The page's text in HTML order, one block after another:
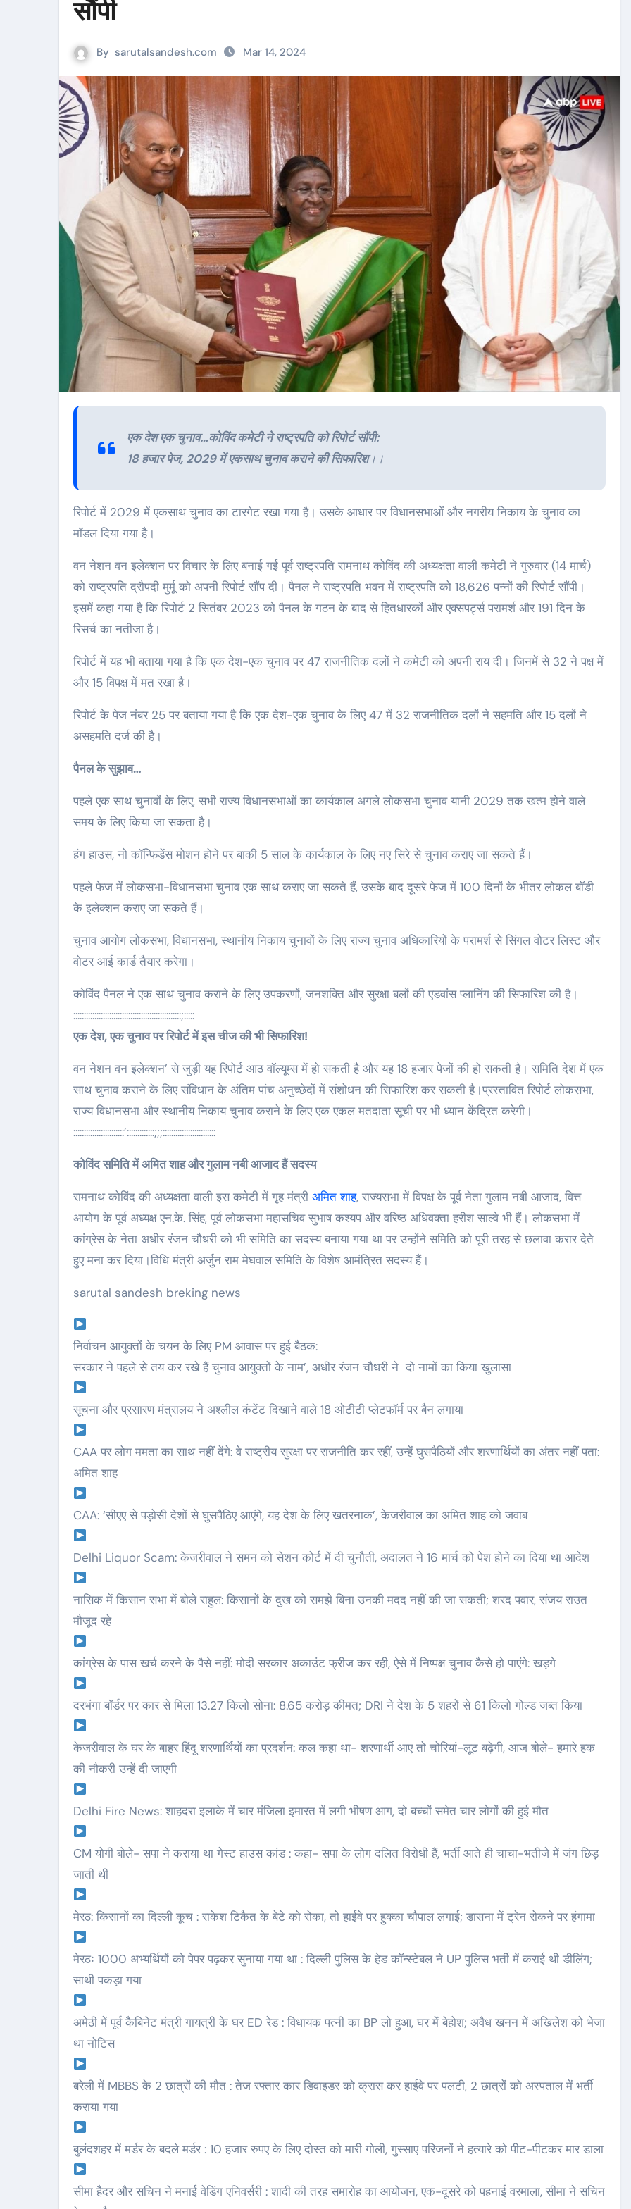
सौंपी
By sarutalsandesh.com Mar 14, 2024
एक देश एक चुनाव…कोविंद कमेटी ने राष्ट्रपति को रिपोर्ट सौंपी:
18 हजार पेज, 2029 में एकसाथ चुनाव कराने की सिफारिश।।
रिपोर्ट में 2029 में एकसाथ चुनाव का टारगेट रखा गया है। उसके आधार पर विधानसभाओं और नगरीय निकाय के चुनाव का
मॉडल दिया गया है।
वन नेशन वन इलेक्शन पर विचार के लिए बनाई गई पूर्व राष्ट्रपति रामनाथ कोविंद की अध्यक्षता वाली कमेटी ने गुरुवार (14 मार्च)
को राष्ट्रपति द्रौपदी मुर्मू को अपनी रिपोर्ट सौंप दी। पैनल ने राष्ट्रपति भवन में राष्ट्रपति को 18,626 पन्नों की रिपोर्ट सौंपी।
इसमें कहा गया है कि रिपोर्ट 2 सितंबर 2023 को पैनल के गठन के बाद से हितधारकों और एक्सपर्ट्स परामर्श और 191 दिन के
रिसर्च का नतीजा है।
रिपोर्ट में यह भी बताया गया है कि एक देश-एक चुनाव पर 47 राजनीतिक दलों ने कमेटी को अपनी राय दी। जिनमें से 32 ने पक्ष में
और 15 विपक्ष में मत रखा है।
रिपोर्ट के पेज नंबर 25 पर बताया गया है कि एक देश-एक चुनाव के लिए 47 में 32 राजनीतिक दलों ने सहमति और 15 दलों ने
असहमति दर्ज की है।
पैनल के सुझाव…
पहले एक साथ चुनावों के लिए, सभी राज्य विधानसभाओं का कार्यकाल अगले लोकसभा चुनाव यानी 2029 तक खत्म होने वाले
समय के लिए किया जा सकता है।
हंग हाउस, नो कॉन्फिडेंस मोशन होने पर बाकी 5 साल के कार्यकाल के लिए नए सिरे से चुनाव कराए जा सकते हैं।
पहले फेज में लोकसभा-विधानसभा चुनाव एक साथ कराए जा सकते हैं, उसके बाद दूसरे फेज में 100 दिनों के भीतर लोकल बॉडी
के इलेक्शन कराए जा सकते हैं।
चुनाव आयोग लोकसभा, विधानसभा, स्थानीय निकाय चुनावों के लिए राज्य चुनाव अधिकारियों के परामर्श से सिंगल वोटर लिस्ट और
वोटर आई कार्ड तैयार करेगा।
कोविंद पैनल ने एक साथ चुनाव कराने के लिए उपकरणों, जनशक्ति और सुरक्षा बलों की एडवांस प्लानिंग की सिफारिश की है।
:::::::::::::::::::::::::::::::::::::::::::::::::::;:::::
एक देश, एक चुनाव पर रिपोर्ट में इस चीज की भी सिफारिश!
वन नेशन वन इलेक्शन’ से जुड़ी यह रिपोर्ट आठ वॉल्यूम्स में हो सकती है और यह 18 हजार पेजों की हो सकती है। समिति देश में एक
साथ चुनाव कराने के लिए संविधान के अंतिम पांच अनुच्छेदों में संशोधन की सिफारिश कर सकती है।प्रस्तावित रिपोर्ट लोकसभा,
राज्य विधानसभा और स्थानीय निकाय चुनाव कराने के लिए एक एकल मतदाता सूची पर भी ध्यान केंद्रित करेगी।
::::::::::::::::::::::::’:::::::::::::;;;:::::::::::::::::::::::::
कोविंद समिति में अमित शाह और गुलाम नबी आजाद हैं सदस्य
रामनाथ कोविंद की अध्यक्षता वाली इस कमेटी में गृह मंत्री अमित शाह, राज्यसभा में विपक्ष के पूर्व नेता गुलाम नबी आजाद, वित्त
आयोग के पूर्व अध्यक्ष एन.के. सिंह, पूर्व लोकसभा महासचिव सुभाष कश्यप और वरिष्ठ अधिवक्ता हरीश साल्वे भी हैं। लोकसभा में
कांग्रेस के नेता अधीर रंजन चौधरी को भी समिति का सदस्य बनाया गया था पर उन्होंने समिति को पूरी तरह से छलावा करार देते
हुए मना कर दिया।विधि मंत्री अर्जुन राम मेघवाल समिति के विशेष आमंत्रित सदस्य हैं।
sarutal sandesh breking news
निर्वाचन आयुक्तों के चयन के लिए PM आवास पर हुई बैठक:
सरकार ने पहले से तय कर रखे हैं चुनाव आयुक्तों के नाम’, अधीर रंजन चौधरी ने दो नामों का किया खुलासा
सूचना और प्रसारण मंत्रालय ने अश्लील कंटेंट दिखाने वाले 18 ओटीटी प्लेटफॉर्म पर बैन लगाया
CAA पर लोग ममता का साथ नहीं देंगे: वे राष्ट्रीय सुरक्षा पर राजनीति कर रहीं, उन्हें घुसपैठियों और शरणार्थियों का अंतर नहीं पता:
अमित शाह
CAA: ‘सीएए से पड़ोसी देशों से घुसपैठिए आएंगे, यह देश के लिए खतरनाक’, केजरीवाल का अमित शाह को जवाब
Delhi Liquor Scam: केजरीवाल ने समन को सेशन कोर्ट में दी चुनौती, अदालत ने 16 मार्च को पेश होने का दिया था आदेश
नासिक में किसान सभा में बोले राहुल: किसानों के दुख को समझे बिना उनकी मदद नहीं की जा सकती; शरद पवार, संजय राउत
मौजूद रहे
कांग्रेस के पास खर्च करने के पैसे नहीं: मोदी सरकार अकाउंट फ्रीज कर रही, ऐसे में निष्पक्ष चुनाव कैसे हो पाएंगे: खड़गे
दरभंगा बॉर्डर पर कार से मिला 13.27 किलो सोना: 8.65 करोड़ कीमत; DRI ने देश के 5 शहरों से 61 किलो गोल्ड जब्त किया
केजरीवाल के घर के बाहर हिंदू शरणार्थियों का प्रदर्शन: कल कहा था- शरणार्थी आए तो चोरियां-लूट बढ़ेगी, आज बोले- हमारे हक
की नौकरी उन्हें दी जाएगी
Delhi Fire News: शाहदरा इलाके में चार मंजिला इमारत में लगी भीषण आग, दो बच्चों समेत चार लोगों की हुई मौत
CM योगी बोले- सपा ने कराया था गेस्ट हाउस कांड : कहा- सपा के लोग दलित विरोधी हैं, भर्ती आते ही चाचा-भतीजे में जंग छिड़
जाती थी
मेरठ: किसानों का दिल्ली कूच : राकेश टिकैत के बेटे को रोका, तो हाईवे पर हुक्का चौपाल लगाई; डासना में ट्रेन रोकने पर हंगामा
मेरठः 1000 अभ्यर्थियों को पेपर पढ़कर सुनाया गया था : दिल्ली पुलिस के हेड कॉन्स्टेबल ने UP पुलिस भर्ती में कराई थी डीलिंग;
साथी पकड़ा गया
अमेठी में पूर्व कैबिनेट मंत्री गायत्री के घर ED रेड : विधायक पत्नी का BP लो हुआ, घर में बेहोश; अवैध खनन में अखिलेश को भेजा
था नोटिस
बरेली में MBBS के 2 छात्रों की मौत : तेज रफ्तार कार डिवाइडर को क्रास कर हाईवे पर पलटी, 2 छात्रों को अस्पताल में भर्ती
कराया गया
बुलंदशहर में मर्डर के बदले मर्डर : 10 हजार रुपए के लिए दोस्त को मारी गोली, गुस्साए परिजनों ने हत्यारे को पीट-पीटकर मार डाला
सीमा हैदर और सचिन ने मनाई वेडिंग एनिवर्सरी : शादी की तरह समारोह का आयोजन, एक-दूसरे को पहनाई वरमाला, सीमा ने सचिन
की राह में बीजेपी के
‘अपने’ ही बन सकते हैं
Aug 4,
उत्तरकाशी उत्तराखण्ड
पुरोला नगर पंचायत में पुराने
निर्माण कार्यों पर FIR, पूर्व
घेरे मेंsarutalsandesh.com
Aug 8,
उत्तरकाशी उत्तराखण्ड
उत्तरकाशी की स्वतंत्री
बधानी समेत 13 महिलाओं का
sarutalsandesh.com
Aug 6,
बार मरूंगी, मेरी
: पूनम पांडेय
Feb 23,
फीचर मनोरंजन
फ्लाईबोर्डिंग का लेना है मजा,
एक्सप्लोर
sarutalsandesh.com
Feb 23,
फीचर मनोरंजन
sarutalsandesh.com